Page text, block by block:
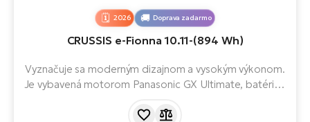
2026 Doprava zadarmo
CRUSSIS e-Fionna 10.11-(894 Wh)
Vyznačuje sa moderným dizajnom a vysokým výkonom.
Je vybavená motorom Panasonic GX Ultimate, batériou
dojazd až 200 km. Postará sa o pohodlnú jazdu v